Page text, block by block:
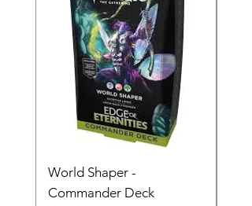
World Shaper -
Commander Deck